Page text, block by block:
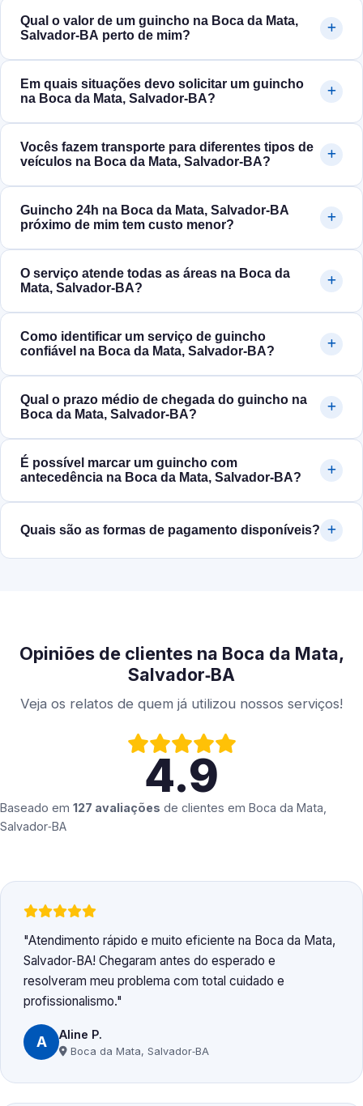
Qual o valor de um guincho na Boca da Mata,
Salvador‑BA perto de mim?
Em quais situações devo solicitar um guincho
na Boca da Mata, Salvador‑BA?
Vocês fazem transporte para diferentes tipos de
veículos na Boca da Mata, Salvador‑BA?
Guincho 24h na Boca da Mata, Salvador‑BA
próximo de mim tem custo menor?
O serviço atende todas as áreas na Boca da
Mata, Salvador‑BA?
Como identificar um serviço de guincho
confiável na Boca da Mata, Salvador‑BA?
Qual o prazo médio de chegada do guincho na
Boca da Mata, Salvador‑BA?
É possível marcar um guincho com
antecedência na Boca da Mata, Salvador‑BA?
Quais são as formas de pagamento disponíveis?
Opiniões de clientes na Boca da Mata,
Salvador‑BA
Veja os relatos de quem já utilizou nossos serviços!
4.9
Baseado em 127 avaliações de clientes em Boca da Mata,
Salvador‑BA
Atendimento rápido e muito eficiente na Boca da Mata,
Salvador‑BA! Chegaram antes do esperado e
resolveram meu problema com total cuidado e
profissionalismo.
A Aline P.
Boca da Mata, Salvador‑BA